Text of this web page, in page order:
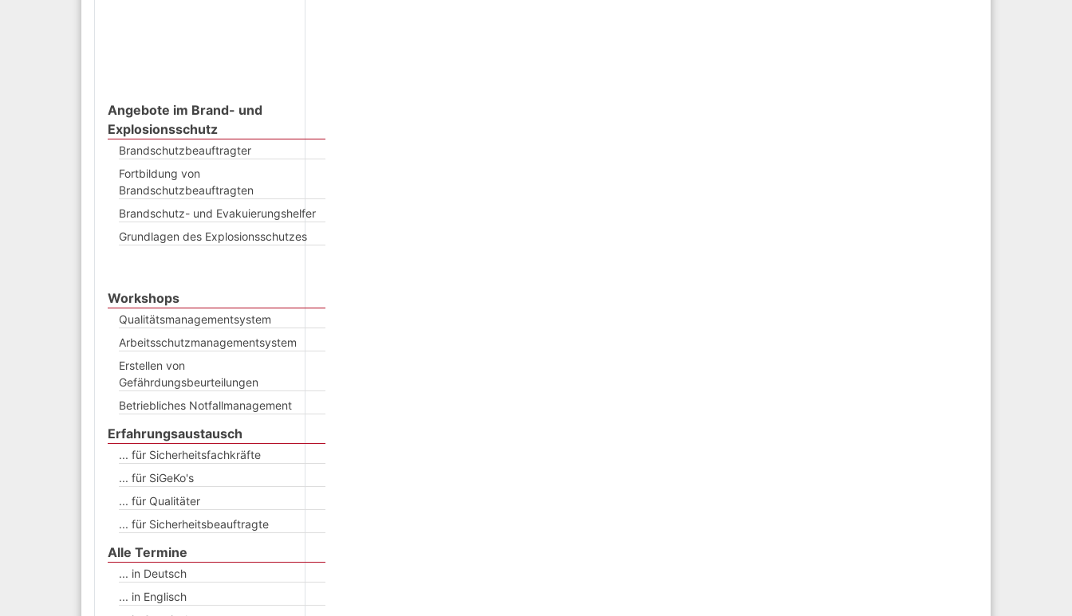
Angebote im Brand- und
Explosionsschutz
Brandschutzbeauftragter
Fortbildung von
Brandschutzbeauftragten
Brandschutz- und Evakuierungshelfer
Grundlagen des Explosionsschutzes
Workshops
Qualitätsmanagementsystem
Arbeitsschutzmanagementsystem
Erstellen von
Gefährdungsbeurteilungen
Betriebliches Notfallmanagement
Erfahrungsaustausch
... für Sicherheitsfachkräfte
... für SiGeKo's
... für Qualitäter
... für Sicherheitsbeauftragte
Alle Termine
... in Deutsch
... in Englisch